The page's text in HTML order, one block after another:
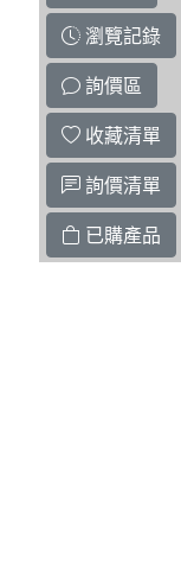
瀏覽記錄
詢價區
收藏清單
詢價清單
已購產品